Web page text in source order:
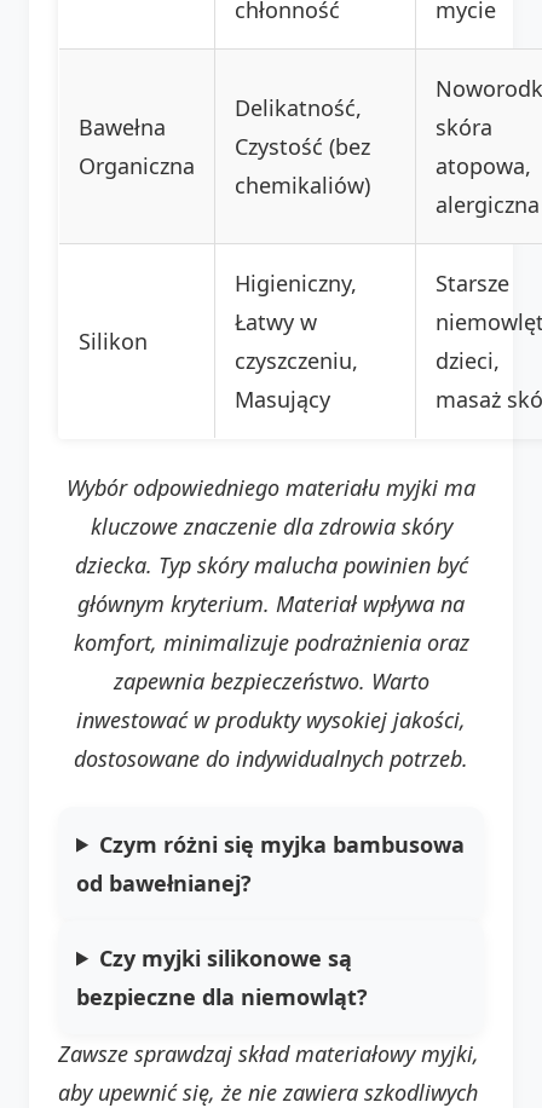
chłonność mycie
Bawełna
Organiczna
Delikatność,
Czystość (bez
chemikaliów)
skóra
atopowa,
alergiczna
Silikon
Higieniczny,
Łatwy w
czyszczeniu,
Masujący
Starsze
dzieci,
masaż
Wybór odpowiedniego materiału myjki ma
kluczowe znaczenie dla zdrowia skóry
dziecka. Typ skóry malucha powinien być
głównym kryterium. Materiał wpływa na
komfort, minimalizuje podrażnienia oraz
zapewnia bezpieczeństwo. Warto
inwestować w produkty wysokiej jakości,
dostosowane do indywidualnych potrzeb.
Czym różni się myjka bambusowa
od bawełnianej?
Czy myjki silikonowe są
bezpieczne dla niemowląt?
Zawsze sprawdzaj skład materiałowy myjki,
aby upewnić się, że nie zawiera szkodliwych